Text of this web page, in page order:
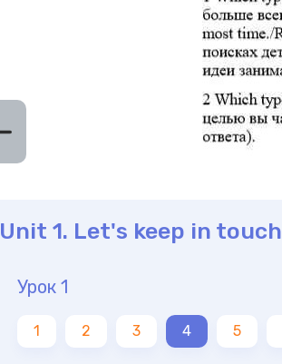
Unit 1. Let's keep in touch
Урок 1
1 2 3 4 5